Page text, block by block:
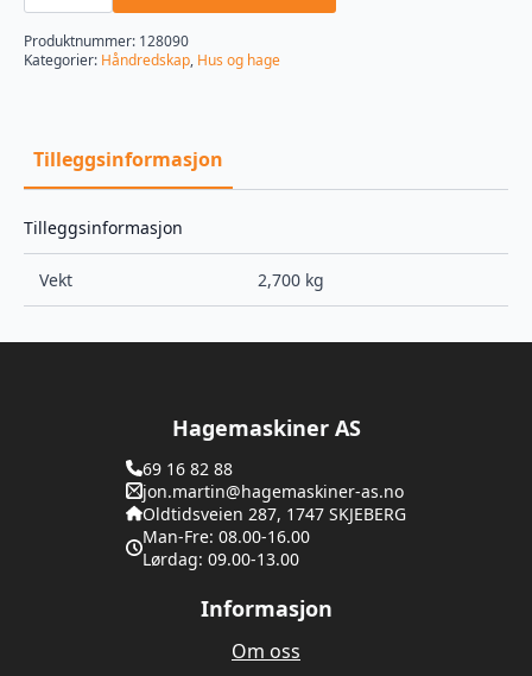
65CM
antall
Produktnummer: 128090
Kategorier: Håndredskap, Hus og hage
Tilleggsinformasjon
Tilleggsinformasjon
Vekt 2,700 kg
Hagemaskiner AS
69 16 82 88
jon.martin@hagemaskiner-as.no
Oldtidsveien 287, 1747 SKJEBERG
Man-Fre: 08.00-16.00
Lørdag: 09.00-13.00
Informasjon
Om oss